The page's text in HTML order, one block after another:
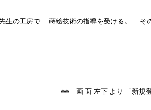
工房で 蒔絵技術の指導を受ける。 その
」 あるいは 「ログイ